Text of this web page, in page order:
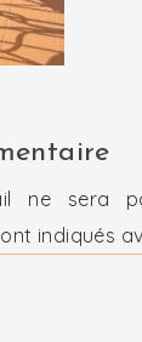
ne sera
indiqués